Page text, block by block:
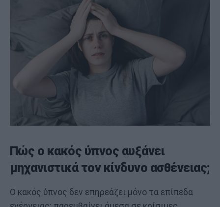
Πώς ο κακός ύπνος αυξάνει
μηχανιστικά τον κίνδυνο ασθένειας;
Ο κακός ύπνος δεν επηρεάζει μόνο τα επίπεδα